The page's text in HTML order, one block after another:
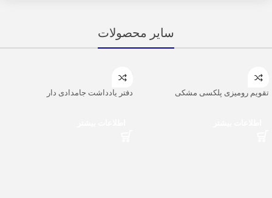
سایر محصولات
تقویم رومیزی پلکسی مشکی دفتر یادداشت جامدادی دار